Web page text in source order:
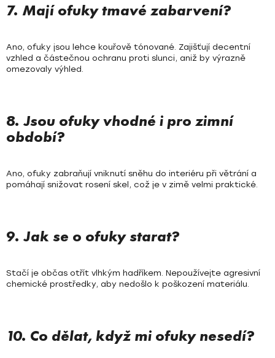
7. Mají ofuky tmavé zabarvení?
Ano, ofuky jsou lehce kouřově tónované. Zajišťují decentní
vzhled a částečnou ochranu proti slunci, aniž by výrazně
omezovaly výhled.
8. Jsou ofuky vhodné i pro zimní
období?
Ano, ofuky zabraňují vniknutí sněhu do interiéru při větrání a
pomáhají snižovat rosení skel, což je v zimě velmi praktické.
9. Jak se o ofuky starat?
Stačí je občas otřít vlhkým hadříkem. Nepoužívejte agresivní
chemické prostředky, aby nedošlo k poškození materiálu.
10. Co dělat, když mi ofuky nesedí?